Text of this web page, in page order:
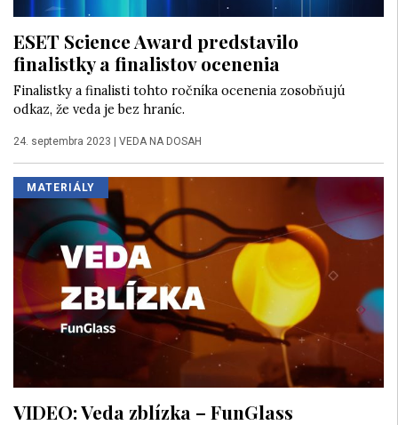
ESET Science Award predstavilo
finalistky a finalistov ocenenia
Finalistky a finalisti tohto ročníka ocenenia zosobňujú
odkaz, že veda je bez hraníc.
24. septembra 2023 VEDA NA DOSAH
MATERIÁLY
VIDEO: Veda zblízka – FunGlass